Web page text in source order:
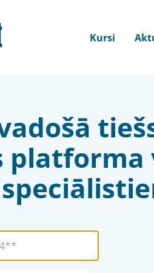
Kursi
platforma